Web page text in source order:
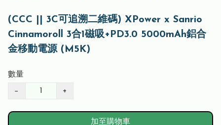
(CCC || 3C可追溯二維碼) XPower x Sanrio
Cinnamoroll 3合1磁吸+PD3.0 5000mAh鋁合
金移動電源 (M5K)
數量
− +
加至購物車